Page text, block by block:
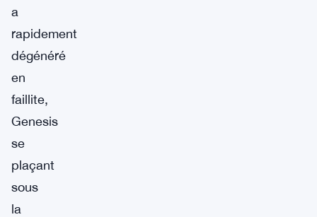
a
rapidement
dégénéré
en
faillite,
Genesis
se
plaçant
sous
la